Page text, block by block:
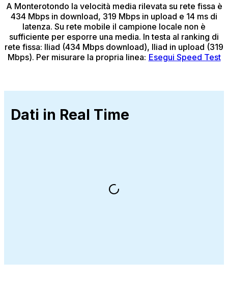
A Monterotondo la velocità media rilevata su rete fissa è
434 Mbps in download, 319 Mbps in upload e 14 ms di
latenza. Su rete mobile il campione locale non è
sufficiente per esporre una media. In testa al ranking di
rete fissa: Iliad (434 Mbps download), Iliad in upload (319
Mbps). Per misurare la propria linea: Esegui Speed Test
Dati in Real Time